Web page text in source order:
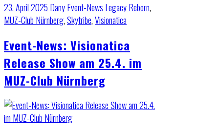
23. April 2025 DanyEvent-News Legacy Reborn,
MUZ-Club Nürnberg,Skytribe,Visionatica
Event-News: Visionatica
Release Show am 25.4. im
MUZ-Club Nürnberg